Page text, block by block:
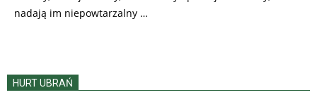
nadają im niepowtarzalny …
HURT UBRAŃ